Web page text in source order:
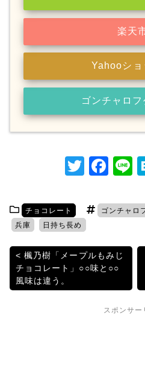
楽天
Yahooショ
ゴンチャロ
T
itt
er
F
c
e
b
o
k
チョコレート ゴンチャロ
兵庫
日持ち長め
投
稿
楓乃樹「メープルもみじ
チョコレート」○○味と○○
風味は違う。
スポンサー